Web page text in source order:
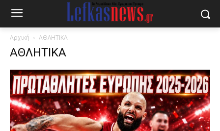
Αρχική ΑΘΛΗΤΙΚΑ
ΑΘΛΗΤΙΚΑ